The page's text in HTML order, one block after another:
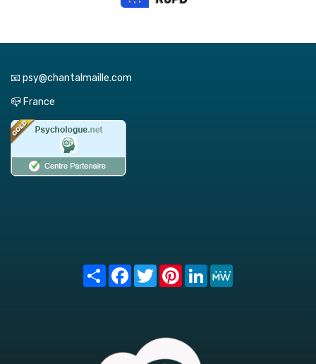
📧 psy@chantalmaille.com
📪 France
Share FacebookTwitterPinterest
LinkedIn